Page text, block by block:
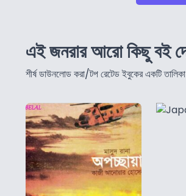
এই জনরার আরো কিছু বই
শীর্ষ ডাউনলোড করা/টপ রেটেড ইবুকের একটি তালিকা